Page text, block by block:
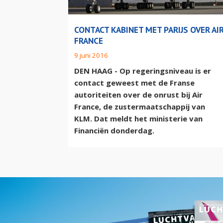
CONTACT KABINET MET PARIJS OVER
FRANCE
9 juni 2016
DEN HAAG - Op regeringsniveau is er
contact geweest met de Franse
autoriteiten over de onrust bij Air
France, de zustermaatschappij van
KLM. Dat meldt het ministerie van
Financiën donderdag.